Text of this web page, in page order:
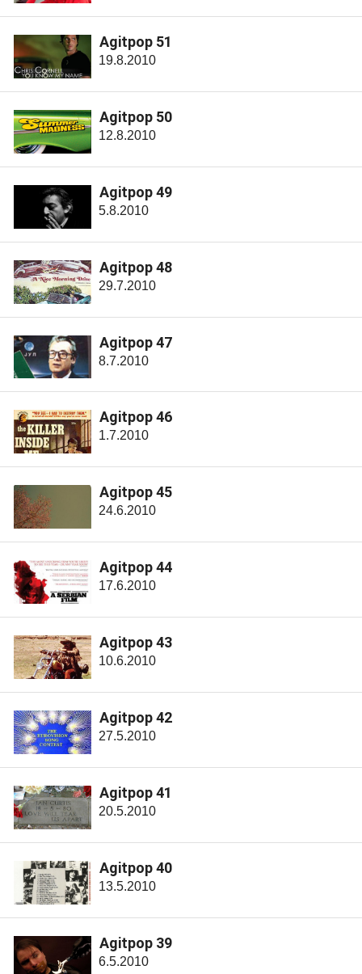
Agitpop 51
19.8.2010
Agitpop 50
12.8.2010
Agitpop 49
5.8.2010
Agitpop 48
29.7.2010
Agitpop 47
8.7.2010
Agitpop 46
1.7.2010
Agitpop 45
24.6.2010
Agitpop 44
17.6.2010
Agitpop 43
10.6.2010
Agitpop 42
27.5.2010
Agitpop 41
20.5.2010
Agitpop 40
13.5.2010
Agitpop 39
6.5.2010